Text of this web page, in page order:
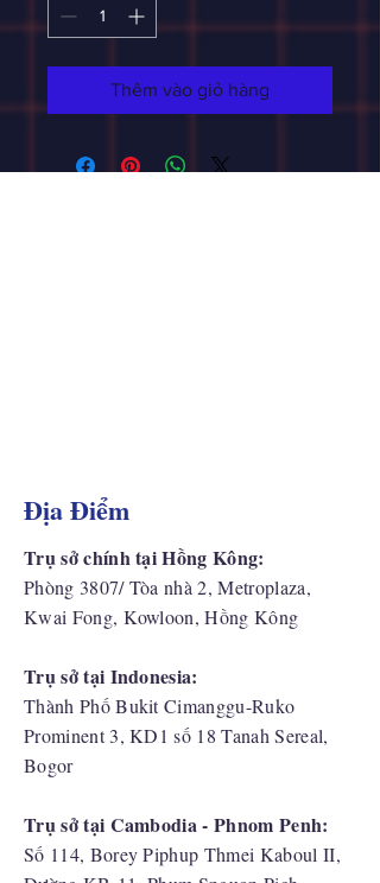
Thêm vào giỏ hàng
Địa Điểm
Trụ sở chính tại Hồng Kông:
Phòng 3807/ Tòa nhà 2, Metroplaza,
Kwai Fong, Kowloon, Hồng Kông
Trụ sở tại Indonesia:
​Thành Phố Bukit Cimanggu-Ruko
Prominent 3, KD1 số 18 Tanah Sereal,
Bogor
Trụ sở tại Cambodia - Phnom Penh:
Số 114, Borey Piphup Thmei Kaboul II,